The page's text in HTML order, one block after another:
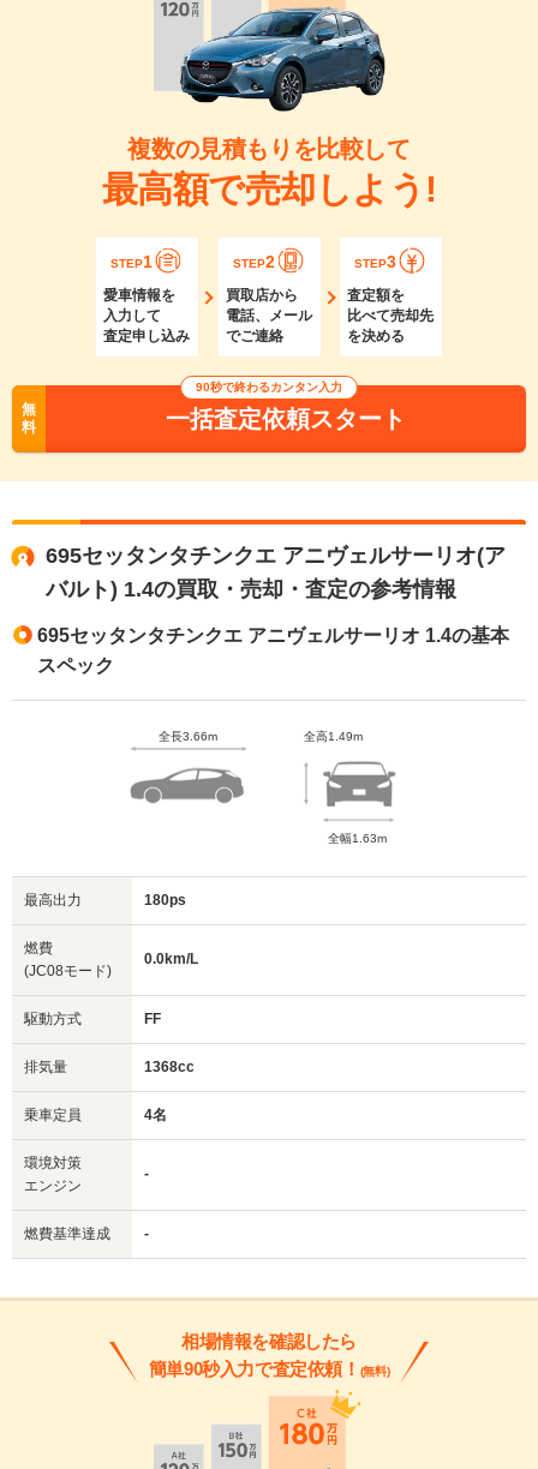
複数の見積もりを比較して
最高額で売却しよう!
STEP1
愛車情報を
入力して
査定申し込み
STEP2
買取店から
電話、メール
でご連絡
STEP3
査定額を
比べて売却先
を決める
無
料
90秒で終わるカンタン入力
一括査定依頼スタート
695セッタンタチンクエ アニヴェルサーリオ(ア
バルト) 1.4の買取・売却・査定の参考情報
695セッタンタチンクエ アニヴェルサーリオ 1.4の基本
スペック
全長3.66m 全高1.49m
全幅1.63m
最高出力 180ps
燃費
(JC08モード)
0.0km/L
駆動方式 FF
排気量 1368cc
乗車定員 4名
環境対策
エンジン
-
燃費基準達成 -
相場情報を確認したら
簡単90秒入力で査定依頼！ (無料)